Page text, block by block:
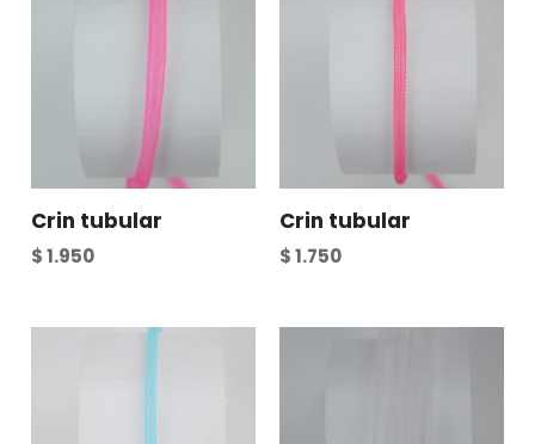
Crin tubular
$1.950
Crin tubular
$1.750